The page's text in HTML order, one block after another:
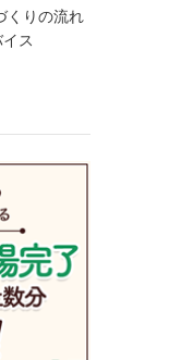
くりの流れ
ス